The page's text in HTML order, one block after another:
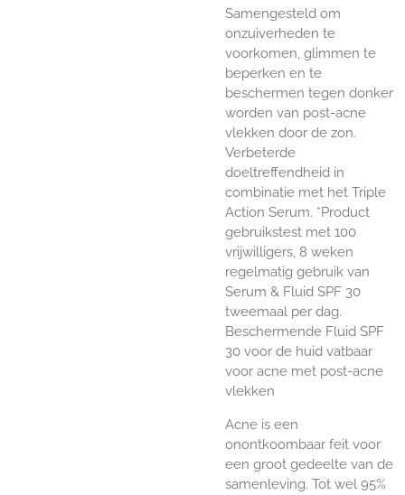
Samengesteld om
onzuiverheden te
voorkomen, glimmen te
beperken en te
beschermen tegen donker
worden van post-acne
vlekken door de zon.
Verbeterde
doeltreffendheid in
combinatie met het Triple
Action Serum. *Product
gebruikstest met 100
vrijwilligers, 8 weken
regelmatig gebruik van
Serum & Fluid SPF 30
tweemaal per dag.
Beschermende Fluid SPF
30 voor de huid vatbaar
voor acne met post-acne
vlekken
Acne is een
onontkoombaar feit voor
een groot gedeelte van de
samenleving. Tot wel 95%